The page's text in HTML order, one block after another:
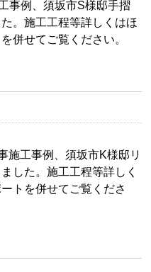
事例、須坂市S様邸手摺
。施工工程等詳しくはほ
併せてご覧ください。
施工事例、須坂市K様邸リ
した。施工工程等詳しく
トを併せてご覧くださ